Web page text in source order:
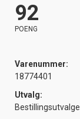
92
POENG
Varenummer:
18774401
Utvalg: